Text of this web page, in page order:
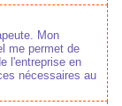
Mon
me permet de
l'entreprise en
nécessaires au